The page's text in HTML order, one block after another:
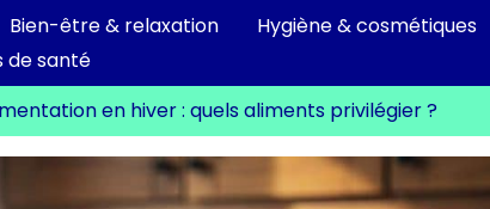
Bien-être & relaxation Hygiène & cosmétiques
de santé
en hiver : quels aliments privilégier ?